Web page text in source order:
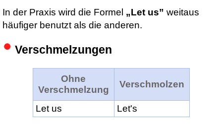
In der Praxis wird die Formel „Let us” weitaus
häufiger benutzt als die anderen.
Verschmelzungen
Ohne
Verschmelzung
Verschmolzen
Let us Let's